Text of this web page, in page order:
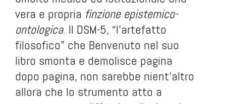
vera e propria finzione epistemico-
ontologica. Il DSM-5, “l’artefatto
filosofico” che Benvenuto nel suo
libro smonta e demolisce pagina
dopo pagina, non sarebbe nient’altro
allora che lo strumento atto a